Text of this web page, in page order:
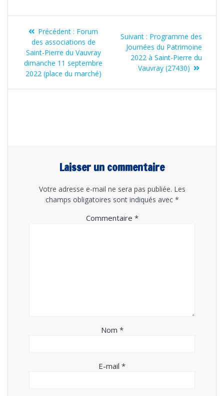
Navigation
l’article
Précédent : Article
précédent
:
Forum
des associations de
Saint-Pierre du Vauvray
dimanche 11 septembre
2022 (place du marché)
Suivant : Article
suivant
:
Programme des
Journées du Patrimoine
2022 à Saint-Pierre du
Vauvray (27430)
Laisser un commentaire
Votre adresse e-mail ne sera pas publiée. Les
champs obligatoires sont indiqués avec *
Commentaire *
Nom *
E-mail *